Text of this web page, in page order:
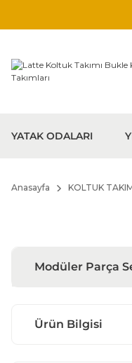
YATAK ODALARI
Anasayfa KOLTUK
Modüler Parça
Ürün Bilgisi